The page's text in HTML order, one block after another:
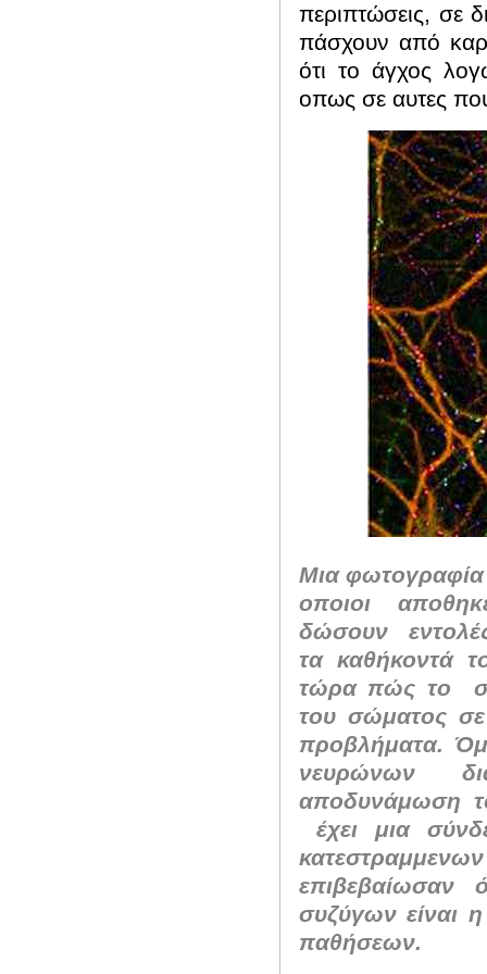
περιπτώσεις, σε
πάσχουν από
ότι το άγχος
οπως σε αυτες
Μια
οποιοι
δώσουν
τα καθήκοντά
τώρα πώς το
του σώματος
προβλήματα.
νευρώνων
αποδυνάμωση
έχει μια
επιβεβαίωσαν
συζύγων είναι
παθήσεων.